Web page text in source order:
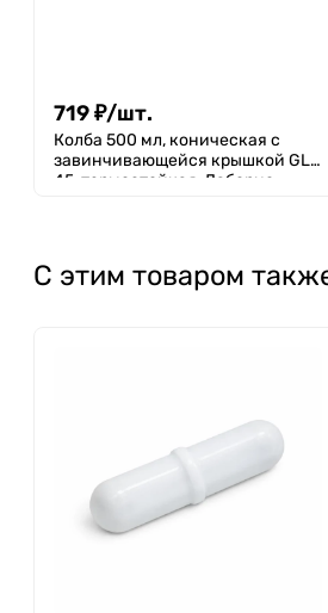
719₽/шт.
Колба 500 мл, коническая с
завинчивающейся крышкой GL-
45, термостойкая, Лаборио
С этим товаром